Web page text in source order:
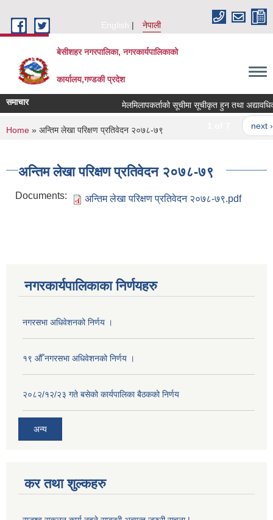
English
नेपाली
बेसीशहर नगरपालिका, नगरकार्यपालिकाको
कार्यालय,गण्डकी प्रदेश
समाचार मेलमिलापकर्ताको सूचीमा सूचीकृत हुन तथा अद्यावधिक
next ›
You are here
Home » अन्तिम लेखा परिक्षण प्रतिवेदन २०७८-७९
अन्तिम लेखा परिक्षण प्रतिवेदन २०७८-७९
Documents: अन्तिम लेखा परिक्षण प्रतिवेदन २०७८-७९.pdf
नगरकार्यपालिकाका निर्णयहरु
नगरसभा अधिवेशनको निर्णय ।
१९ औँ नगरसभा अधिवेशनको निर्णय ।
२०८२/१२/२३ गते बसेको कार्यपालिका बैठकको निर्णय
अन्य
कर तथा शुल्कहरु